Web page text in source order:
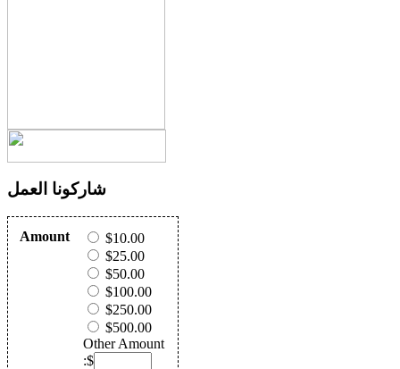
شاركونا العمل
Amount
$10.00
$25.00
$50.00
$100.00
$250.00
$500.00
Other Amount
:$